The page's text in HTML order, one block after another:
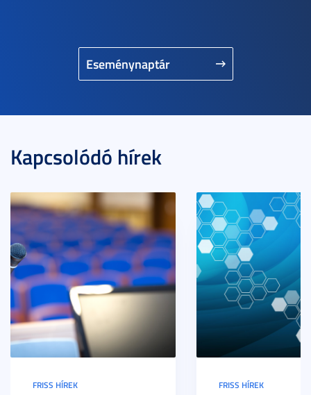
Eseménynaptár
Kapcsolódó hírek
FRISS HÍREK FRISS HÍREK